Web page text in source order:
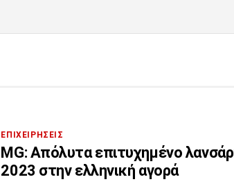
ΕΠΙΧΕΙΡΗΣΕΙΣ
MG: Απόλυτα επιτυχημένο
2023 στην ελληνική αγορά